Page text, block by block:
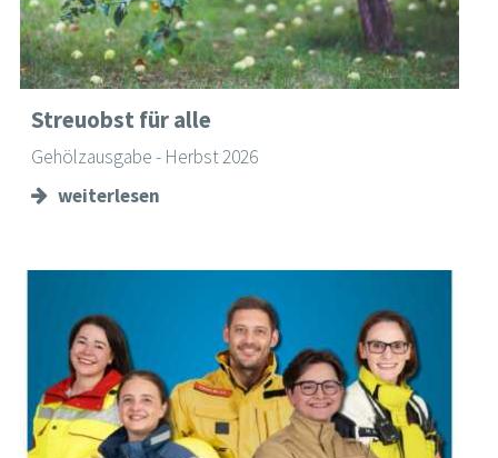
Streuobst für alle
Gehölzausgabe - Herbst 2026
weiterlesen